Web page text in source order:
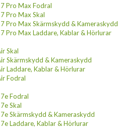
Pro Max Fodral
Pro Max Skal
Pro Max Skärmskydd & Kameraskydd
Pro Max Laddare, Kablar & Hörlurar
Skal
Skärmskydd & Kameraskydd
Laddare, Kablar & Hörlurar
Fodral
Fodral
Skal
Skärmskydd & Kameraskydd
Laddare, Kablar & Hörlurar